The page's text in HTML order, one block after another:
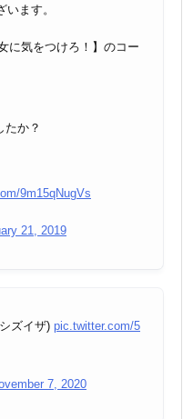
ます。
に気をつけろ！】のコー
たか？
9m15qNugVs
21, 2019
ズイザ) pic.twitter.com/5
7, 2020